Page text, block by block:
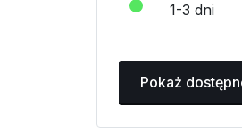
1-3 dni
Pokaż